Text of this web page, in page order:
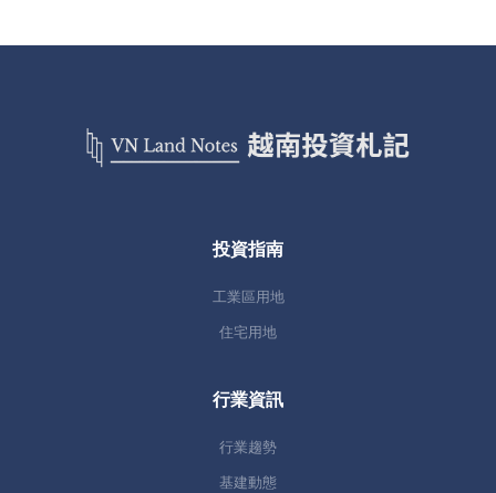
投資指南
工業區用地
住宅用地
行業資訊
行業趨勢
基建動態